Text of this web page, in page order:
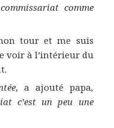
comme
tour et me suis
voir à l’intérieur du
, a ajouté papa,
c’est un peu une